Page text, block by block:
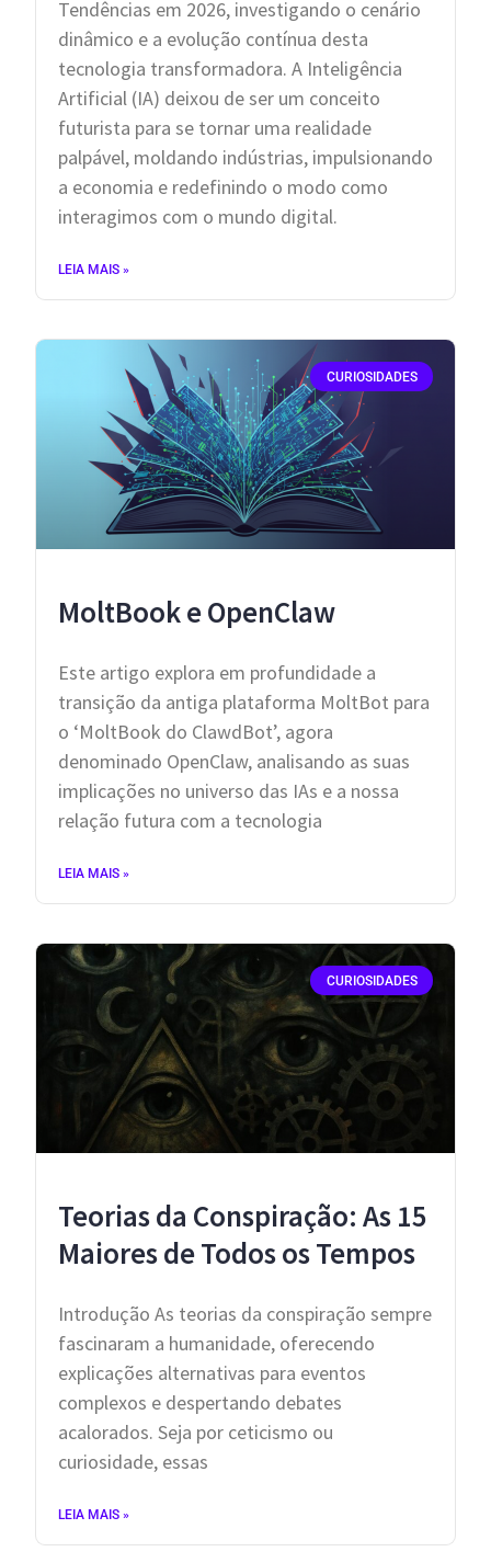
Tendências em 2026, investigando o cenário
dinâmico e a evolução contínua desta
tecnologia transformadora. A Inteligência
Artificial (IA) deixou de ser um conceito
futurista para se tornar uma realidade
palpável, moldando indústrias, impulsionando
a economia e redefinindo o modo como
interagimos com o mundo digital.
LEIA MAIS »
CURIOSIDADES
MoltBook e OpenClaw
Este artigo explora em profundidade a
transição da antiga plataforma MoltBot para
o ‘MoltBook do ClawdBot’, agora
denominado OpenClaw, analisando as suas
implicações no universo das IAs e a nossa
relação futura com a tecnologia
LEIA MAIS »
CURIOSIDADES
Teorias da Conspiração: As 15
Maiores de Todos os Tempos
Introdução As teorias da conspiração sempre
fascinaram a humanidade, oferecendo
explicações alternativas para eventos
complexos e despertando debates
acalorados. Seja por ceticismo ou
curiosidade, essas
LEIA MAIS »